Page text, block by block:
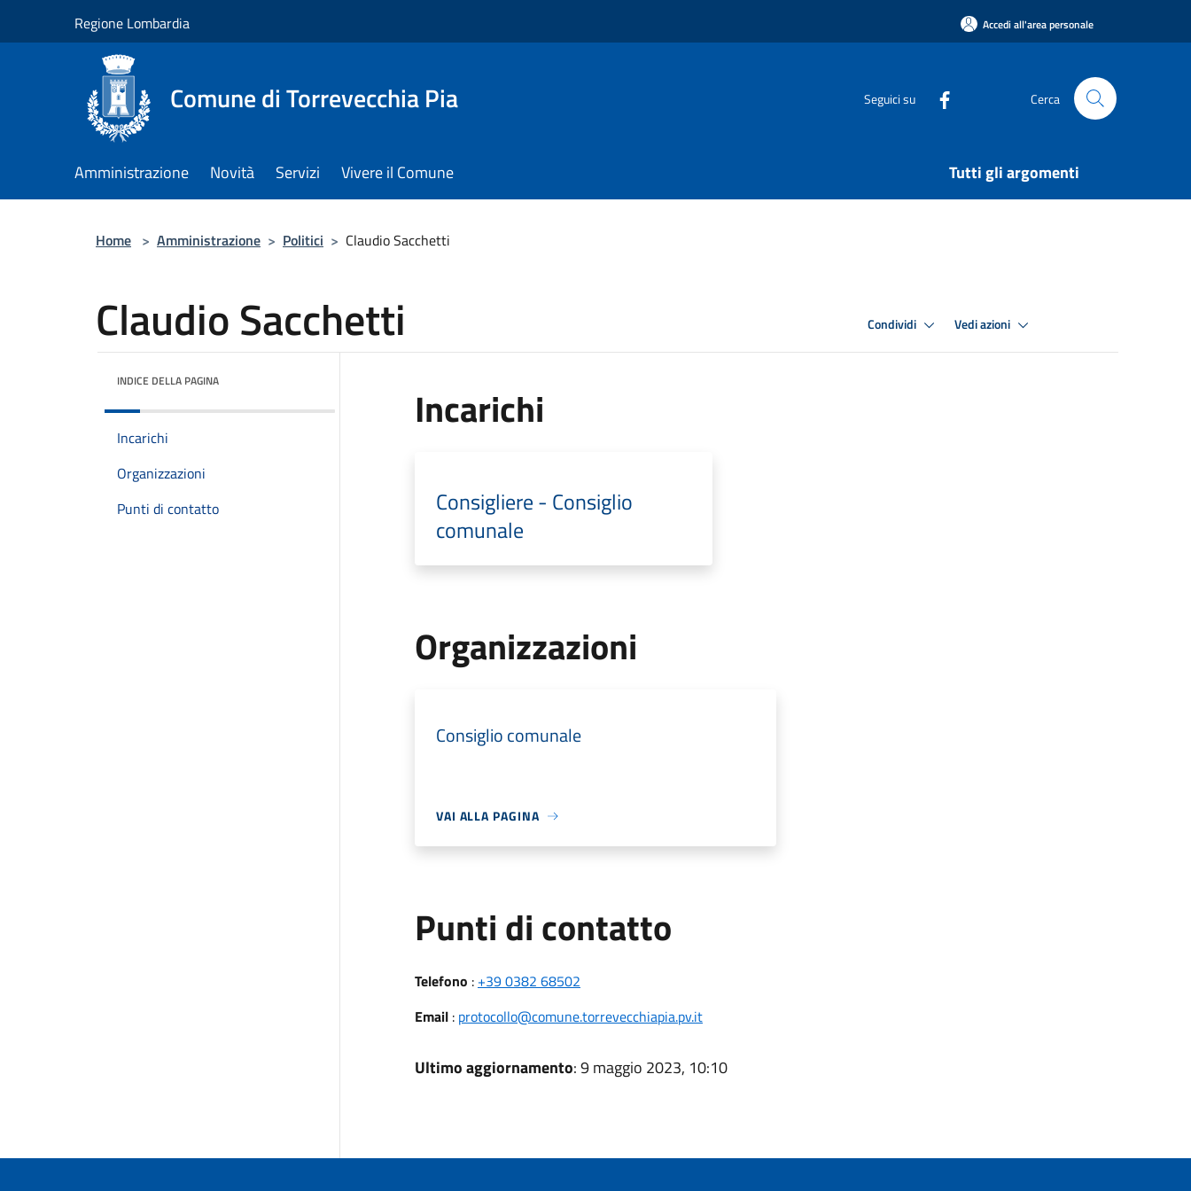
Regione Lombardia Accedi all'area personale
Comune di Torrevecchia Pia Seguici su Cerca
Amministrazione Novità Servizi Vivere il Comune Tutti gli argomenti
Home > Amministrazione > Politici > Claudio Sacchetti
Claudio Sacchetti Condividi Vedi azioni
INDICE DELLA PAGINA
Incarichi
Organizzazioni
Punti di contatto
Incarichi
Consigliere - Consiglio
comunale
Organizzazioni
Consiglio comunale
VAI ALLA PAGINA
Punti di contatto
Telefono : +39 0382 68502
Email: protocollo@comune.torrevecchiapia.pv.it
Ultimo aggiornamento: 9 maggio 2023, 10:10